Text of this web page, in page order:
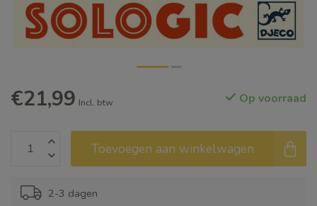
€21,99 Incl. btw Op voorraad
Toevoegen aan winkelwagen
2-3 dagen